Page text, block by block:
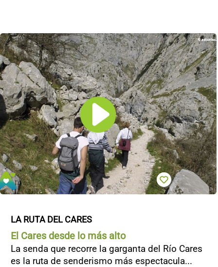
LA RUTA DEL CARES
El Cares desde lo más alto
La senda que recorre la garganta del Río Cares
es la ruta de senderismo más espectacula...